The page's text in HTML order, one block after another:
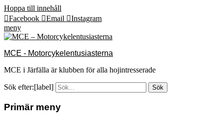
Hoppa till innehåll
Facebook
Email
Instagram
meny
MCE - Motorcykelentusiasterna
MCE i Järfälla är klubben för alla hojintresserade
Sök efter:[label]
Primär meny